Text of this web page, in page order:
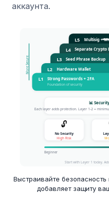
аккаунта.
Выстраивайте
добавляет защиту